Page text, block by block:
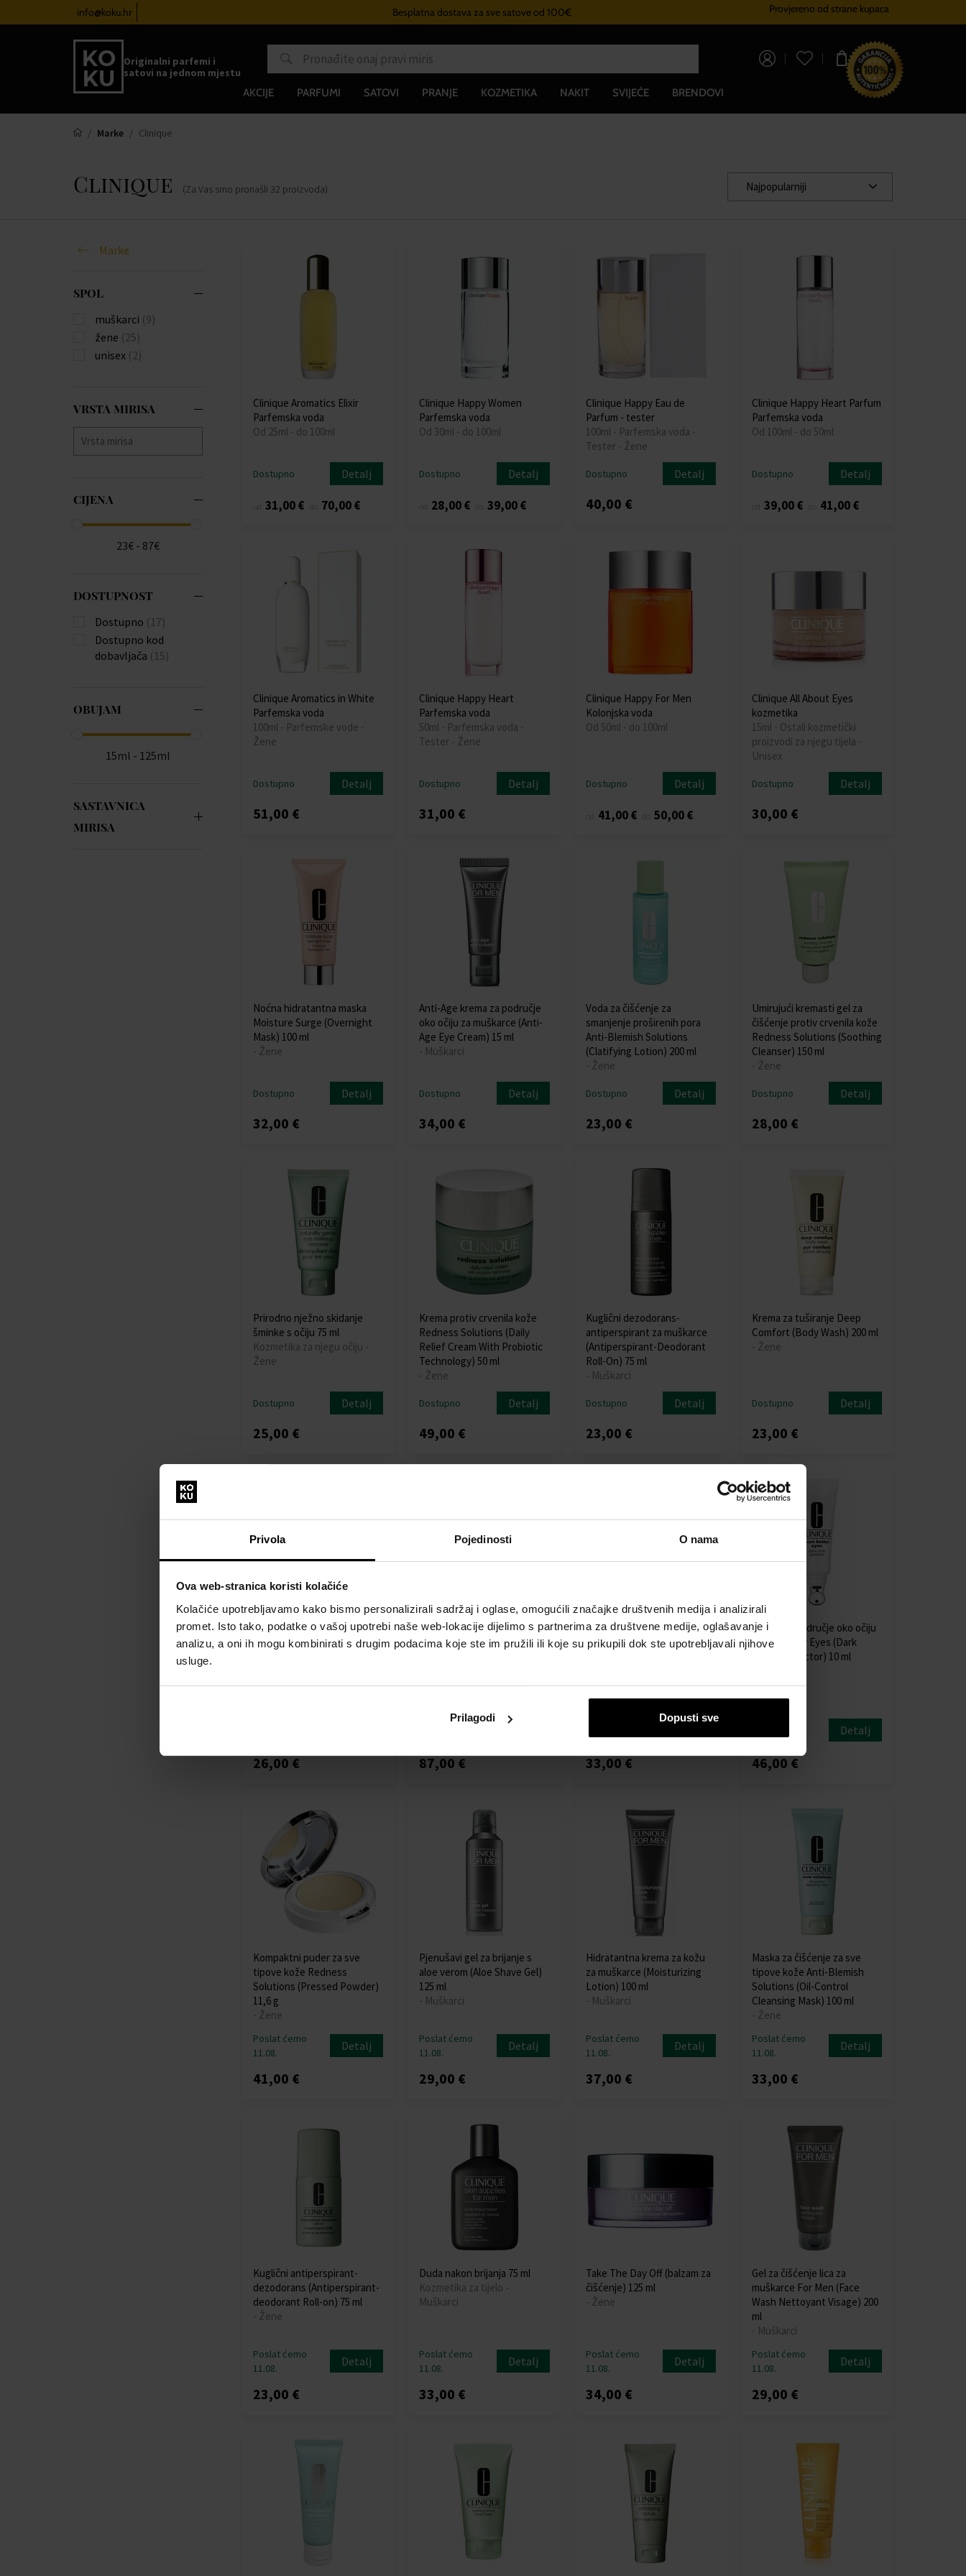
Privola Pojedinosti O nama
Ova web-stranica koristi kolačiće
Kolačiće upotrebljavamo kako bismo personalizirali sadržaj i oglase, omogućili značajke društvenih medija i analizirali
promet. Isto tako, podatke o vašoj upotrebi naše web-lokacije dijelimo s partnerima za društvene medije, oglašavanje i
analizu, a oni ih mogu kombinirati s drugim podacima koje ste im pružili ili koje su prikupili dok ste upotrebljavali njihove
usluge.
Prilagodi Dopusti sve
info@koku.hr Besplatna dostava za sve satove od 100€ Sustav vjernostiProvjereno od strane kupaca
Originalni parfemi i
satovi na jednom mjestu
0,00 €
AKCIJE PARFUMI SATOVI PRANJE KOZMETIKA NAKIT SVIJEĆE BRENDOVI
Marke Clinique
Clinique (Za Vas smo pronašli 32 proizvoda) Najpopularniji
Marke
SPOL
muškarci (9)
žene (25)
unisex (2)
VRSTA MIRISA
CIJENA
23€ - 87€
DOSTUPNOST
Dostupno (17)
Dostupno kod
dobavljača (15)
OBUJAM
15ml - 125ml
SASTAVNICA
MIRISA
Clinique Aromatics Elixir
Parfemska voda
Od 25ml - do 100ml
Dostupno Detalj
31,00 € 70,00 €
Clinique Happy Women
Parfemska voda
Od 30ml - do 100ml
Dostupno Detalj
28,00 € 39,00 €
Clinique Happy Eau de
Parfum - tester
100ml - Parfemska voda -
Tester - Žene
Dostupno Detalj
40,00 €
Clinique Happy Heart Parfum
Parfemska voda
Od 100ml - do 50ml
Dostupno Detalj
39,00 € 41,00 €
Clinique Aromatics in White
Parfemska voda
100ml - Parfemske vode -
Žene
Dostupno Detalj
51,00 €
Clinique Happy Heart
Parfemska voda
50ml - Parfemska voda -
Tester - Žene
Dostupno Detalj
31,00 €
Clinique Happy For Men
Kolonjska voda
Od 50ml - do 100ml
Dostupno Detalj
41,00 € 50,00 €
Clinique All About Eyes
kozmetika
15ml - Ostali kozmetički
proizvodi za njegu tijela -
Unisex
Dostupno Detalj
30,00 €
Noćna hidratantna maska ​​
Moisture Surge (Overnight
Mask) 100 ml
- Žene
Dostupno Detalj
32,00 €
Anti-Age krema za područje
oko očiju za muškarce (Anti-
Age Eye Cream) 15 ml
- Muškarci
Dostupno Detalj
34,00 €
Voda za čišćenje za
smanjenje proširenih pora
Anti-Blemish Solutions
(Clatifying Lotion) 200 ml
- Žene
Dostupno Detalj
23,00 €
Umirujući kremasti gel za
čišćenje protiv crvenila kože
Redness Solutions (Soothing
Cleanser) 150 ml
- Žene
Dostupno Detalj
28,00 €
Prirodno nježno skidanje
šminke s očiju 75 ml
Kozmetika za njegu očiju -
Žene
Dostupno Detalj
25,00 €
Krema protiv crvenila kože
Redness Solutions (Daily
Relief Cream With Probiotic
Technology) 50 ml
- Žene
Dostupno Detalj
49,00 €
Kuglični dezodorans-
antiperspirant za muškarce
(Antiperspirant-Deodorant
Roll-On) 75 ml
- Muškarci
Dostupno Detalj
23,00 €
Krema za tuširanje Deep
Comfort (Body Wash) 200 ml
- Žene
Dostupno Detalj
23,00 €
Clinique High Impact
Mascara
26,00 €
Clinique Aromatics In Black
Parfemska voda
Poslat ćemo
87,00 €
Clinique Dramatically
Different Moisturizing Lotion
hidrataciju i hranjenje lica -
Žene
11.08.
33,00 €
Krema za područje oko očiju
Even Better Eyes (Dark
Circle Corrector) 10 ml
11.08.
Detalj
46,00 €
Kompaktni puder za sve
tipove kože Redness
Solutions (Pressed Powder)
11,6 g
- Žene
Poslat ćemo
11.08.
Detalj
41,00 €
Pjenušavi gel za brijanje s
aloe verom (Aloe Shave Gel)
125 ml
- Muškarci
Poslat ćemo
11.08.
Detalj
29,00 €
Hidratantna krema za kožu
za muškarce (Moisturizing
Lotion) 100 ml
- Muškarci
Poslat ćemo
11.08.
Detalj
37,00 €
Maska za čišćenje za sve
tipove kože Anti-Blemish
Solutions (Oil-Control
Cleansing Mask) 100 ml
- Žene
Poslat ćemo
11.08.
Detalj
33,00 €
Kuglični antiperspirant-
dezodorans (Antiperspirant-
deodorant Roll-on) 75 ml
- Žene
Poslat ćemo
11.08.
Detalj
23,00 €
Duda nakon brijanja 75 ml
Kozmetika za tijelo -
Muškarci
Poslat ćemo
11.08.
Detalj
33,00 €
Take The Day Off (balzam za
čišćenje) 125 ml
- Žene
Poslat ćemo
11.08.
Detalj
34,00 €
Gel za čišćenje lica za
muškarce For Men (Face
Wash Nettoyant Visage) 200
ml
- Muškarci
Poslat ćemo
11.08.
Detalj
29,00 €